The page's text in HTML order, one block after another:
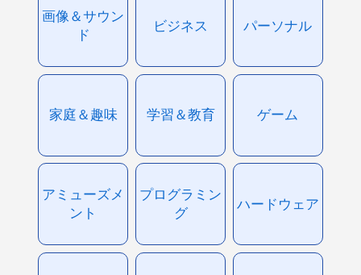
画像＆サウン
ド
ビジネス パーソナル
家庭＆趣味 学習＆教育 ゲーム
アミューズメ
ント
プログラミン
グ
ハードウェア